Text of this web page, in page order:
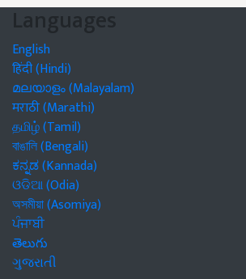
Languages
English
हिंदी (Hindi)
മലയാളം (Malayalam)
मराठी (Marathi)
தமிழ் (Tamil)
বাঙালি (Bengali)
ಕನ್ನಡ (Kannada)
ଓଡିଆ (Odia)
অসমীয়া (Asomiya)
ਪੰਜਾਬੀ
తెలుగు
ગુજરાતી